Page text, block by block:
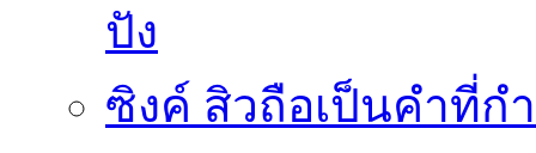
ปัง
ซิงค์ สิวถือเป็นคำที่ก